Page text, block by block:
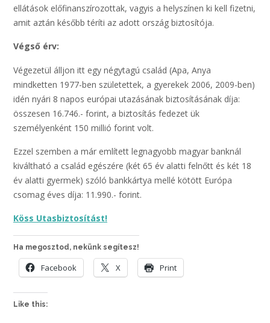
ellátások előfinanszírozottak, vagyis a helyszínen ki kell fizetni,
amit aztán később téríti az adott ország biztosítója.
Végső érv:
Végezetül álljon itt egy négytagú család (Apa, Anya
mindketten 1977-ben születettek, a gyerekek 2006, 2009-ben)
idén nyári 8 napos európai utazásának biztosításának díja:
összesen 16.746.- forint, a biztosítás fedezet ük
személyenként 150 millió forint volt.
Ezzel szemben a már említett legnagyobb magyar banknál
kiváltható a család egészére (két 65 év alatti felnőtt és két 18
év alatti gyermek) szóló bankkártya mellé kötött Európa
csomag éves díja: 11.990.- forint.
Köss Utasbiztosítást!
Ha megosztod, nekünk segítesz!
Facebook X Print
Like this: